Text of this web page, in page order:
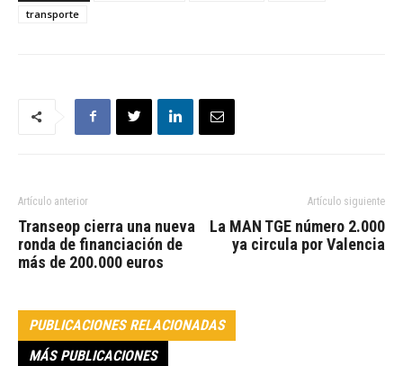
transporte
Artículo anterior
Transeop cierra una nueva
ronda de financiación de
más de 200.000 euros
Artículo siguiente
La MAN TGE número 2.000
ya circula por Valencia
PUBLICACIONES RELACIONADAS
MÁS PUBLICACIONES